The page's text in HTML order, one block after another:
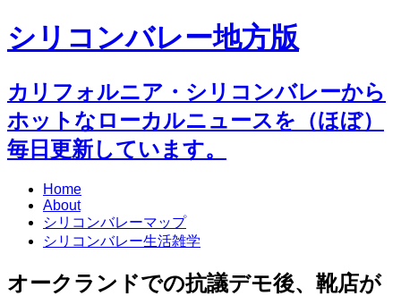
シリコンバレー地方版
カリフォルニア・シリコンバレーから
ホットなローカルニュースを（ほぼ）
毎日更新しています。
Home
About
シリコンバレーマップ
シリコンバレー生活雑学
オークランドでの抗議デモ後、靴店が